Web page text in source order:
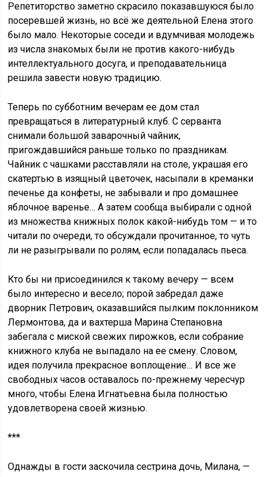
Репетиторство заметно скрасило показавшуюся было
посеревшей жизнь, но всё же деятельной Елена этого
было мало. Некоторые соседи и вдумчивая молодежь
из числа знакомых были не против какого-нибудь
интеллектуального досуга, и преподавательница
решила завести новую традицию.
Теперь по субботним вечерам ее дом стал
превращаться в литературный клуб. С серванта
снимали большой заварочный чайник,
пригождавшийся раньше только по праздникам.
Чайник с чашками расставляли на столе, украшая его
скатертью в изящный цветочек, насыпали в креманки
печенье да конфеты, не забывали и про домашнее
яблочное варенье… А затем сообща выбирали с одной
из множества книжных полок какой-нибудь том — и то
читали по очереди, то обсуждали прочитанное, то чуть
ли не разыгрывали по ролям, если попадалась пьеса.
Кто бы ни присоединился к такому вечеру — всем
было интересно и весело; порой забредал даже
дворник Петрович, оказавшийся пылким поклонником
Лермонтова, да и вахтерша Марина Степановна
забегала с миской свежих пирожков, если собрание
книжного клуба не выпадало на ее смену. Словом,
идея получила прекрасное воплощение… И все же
свободных часов оставалось по-прежнему чересчур
много, чтобы Елена Игнатьевна была полностью
удовлетворена своей жизнью.
***
Однажды в гости заскочила сестрина дочь, Милана, —